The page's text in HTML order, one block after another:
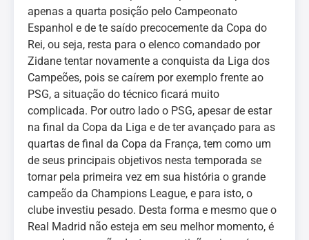
apenas a quarta posição pelo Campeonato
Espanhol e de te saído precocemente da Copa do
Rei, ou seja, resta para o elenco comandado por
Zidane tentar novamente a conquista da Liga dos
Campeões, pois se caírem por exemplo frente ao
PSG, a situação do técnico ficará muito
complicada. Por outro lado o PSG, apesar de estar
na final da Copa da Liga e de ter avançado para as
quartas de final da Copa da França, tem como um
de seus principais objetivos nesta temporada se
tornar pela primeira vez em sua história o grande
campeão da Champions League, e para isto, o
clube investiu pesado. Desta forma e mesmo que o
Real Madrid não esteja em seu melhor momento, é